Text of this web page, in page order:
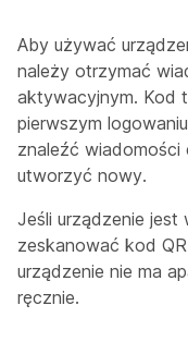
Aby używać
należy otrzymać
aktywacyjnym. Kod
pierwszym
znaleźć wiadomości
utworzyć nowy.
Jeśli urządzenie
zeskanować kod
urządzenie nie ma
ręcznie.